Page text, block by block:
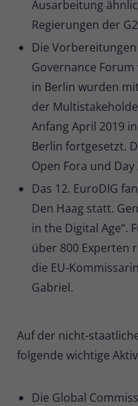
Ausarbeitung
Regierungen der
Die
Governance Forum
in Berlin wurden
der
Anfang April 2019
Berlin fortgesetzt.
Open Fora und
Das 12. EuroDIG
Den Haag statt.
in the Digital Age“.
über 800 Experten
die EU-
Gabriel.
Auf der nicht-
folgende wichtige
Die Global